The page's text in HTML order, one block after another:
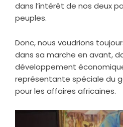
dans l’intérêt de nos deux
peuples.
Donc, nous voudrions
dans sa marche en avant,
développement
représentante spéciale du
pour les affaires africaines.